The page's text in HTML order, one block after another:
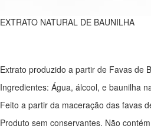
EXTRATO NATURAL DE BAUNILHA
Extrato produzido a partir de Favas de
Ingredientes: Água, álcool, e baunilha
Feito a partir da maceração das favas
Produto sem conservantes. Não